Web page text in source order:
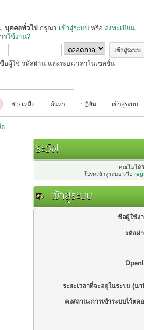
บุคคลทั่วไป กรุณา เข้าสู่ระบบ หรือ ลงทะเบียน
รใช้งาน?
อผู้ใช้ รหัสผ่าน และระยะเวลาในเซสชั่น
ช่วยเหลือ ค้นหา ปฏิทิน เข้าสู่ระบบ
ต
ระวัง!
คุณไม่ได้
โปรดเข้าสู่ระบบ หรือ
เข้าสู่ระบบ
ชื่อผู้ใช้ง
รหัสผ่
ระยะเวลาที่จะอยู่ในระบบ (นา
คงสถานะการเข้าระบบไว้ตล